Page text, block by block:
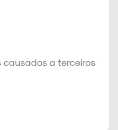
causados a terceiros